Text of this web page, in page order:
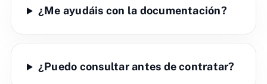
¿Me ayudáis con la documentación?
¿Puedo consultar antes de contratar?